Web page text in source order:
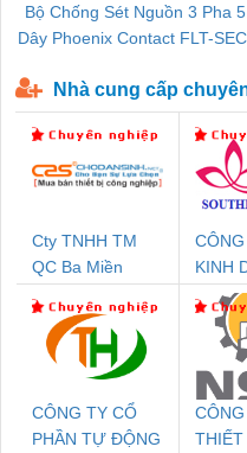
Bộ Chống Sét Nguồn 3 Pha 5
Dây Phoenix Contact FLT-
Nhà cung cấp
Cty TNHH TM
QC Ba Miền
KINH
DỊCH
CÔNG TY CỔ
PHẦN TỰ ĐỘNG
THIẾT